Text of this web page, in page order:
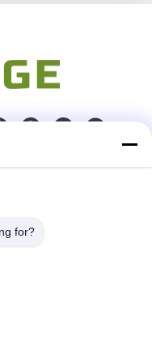
Distrik Baiyun,
for?